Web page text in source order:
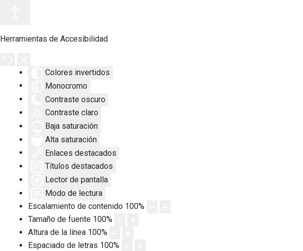
Herramientas de Accesibilidad
Colores invertidos
Monocromo
Contraste oscuro
Contraste claro
Baja saturación
Alta saturación
Enlaces destacados
Títulos destacados
Lector de pantalla
Modo de lectura
Escalamiento de contenido 100%
Tamaño de fuente 100%
Altura de la línea 100%
Espaciado de letras 100%